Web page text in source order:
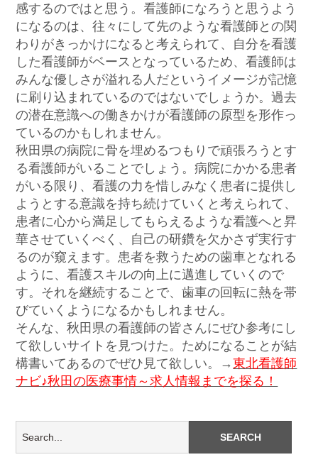
感するのではと思う。看護師になろうと思うよう
になるのは、往々にして先のような看護師との関
わりがきっかけになると考えられて、自分を看護
した看護師がベースとなっているため、看護師は
みんな優しさが溢れる人だというイメージが記憶
に刷り込まれているのではないでしょうか。過去
の潜在意識への働きかけが看護師の原型を形作っ
ているのかもしれません。
秋田県の病院に骨を埋めるつもりで頑張ろうとす
る看護師がいることでしょう。病院にかかる患者
がいる限り、看護の力を惜しみなく患者に提供し
ようとする意識を持ち続けていくと考えられて、
患者に心から満足してもらえるような看護へと昇
華させていくべく、自己の研鑽を欠かさず実行す
るのが窺えます。患者を救うための歯車となれる
ように、看護スキルの向上に邁進していくので
す。それを継続することで、歯車の回転に熱を帯
びていくようになるかもしれません。
そんな、秋田県の看護師の皆さんにぜひ参考にし
て欲しいサイトを見つけた。ためになることが結
構書いてあるのでぜひ見て欲しい。→東北看護師
ナビ♪秋田の医療事情～求人情報までを探る！